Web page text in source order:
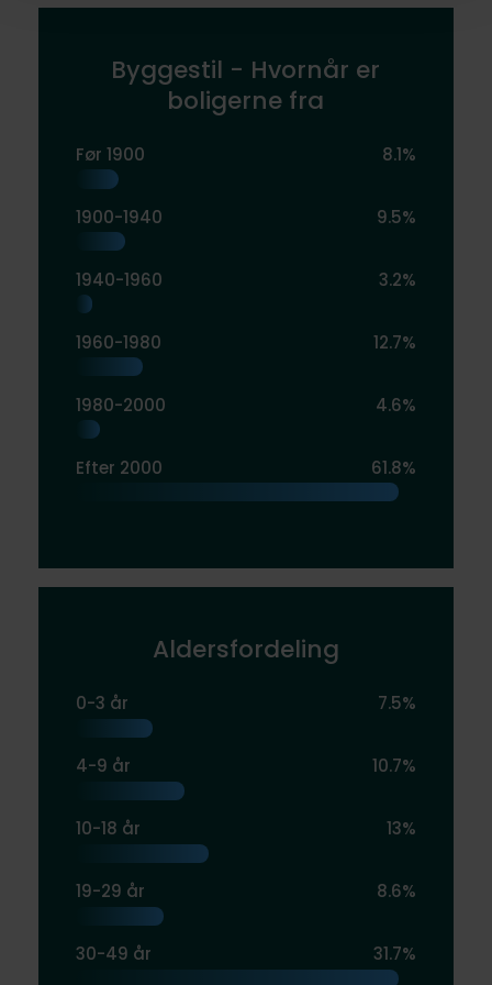
Byggestil - Hvornår er
boligerne fra
Før 1900 8.1%
1900-1940 9.5%
1940-1960 3.2%
1960-1980 12.7%
1980-2000 4.6%
Efter 2000 61.8%
Aldersfordeling
0-3 år 7.5%
4-9 år 10.7%
10-18 år 13%
19-29 år 8.6%
30-49 år 31.7%